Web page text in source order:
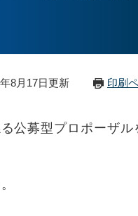
8月17日更新 印刷
公募型プロポーザル